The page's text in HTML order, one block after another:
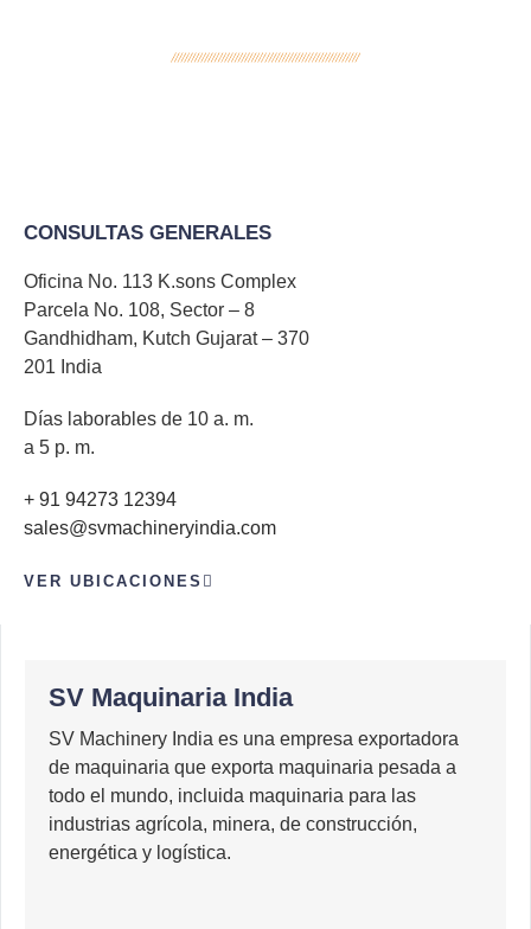
CONSULTAS GENERALES
Oficina No. 113 K.sons Complex
Parcela No. 108, Sector – 8
Gandhidham, Kutch Gujarat – 370
201 India
Días laborables de 10 a. m.
a 5 p. m.
+ 91 94273 12394
sales@svmachineryindia.com
VER UBICACIONES
SV Maquinaria India
SV Machinery India es una empresa exportadora
de maquinaria que exporta maquinaria pesada a
todo el mundo, incluida maquinaria para las
industrias agrícola, minera, de construcción,
energética y logística.